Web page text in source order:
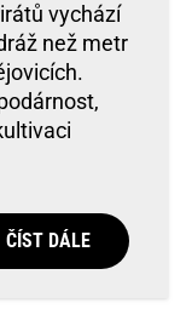
vychází
než metr
ČÍST DÁLE